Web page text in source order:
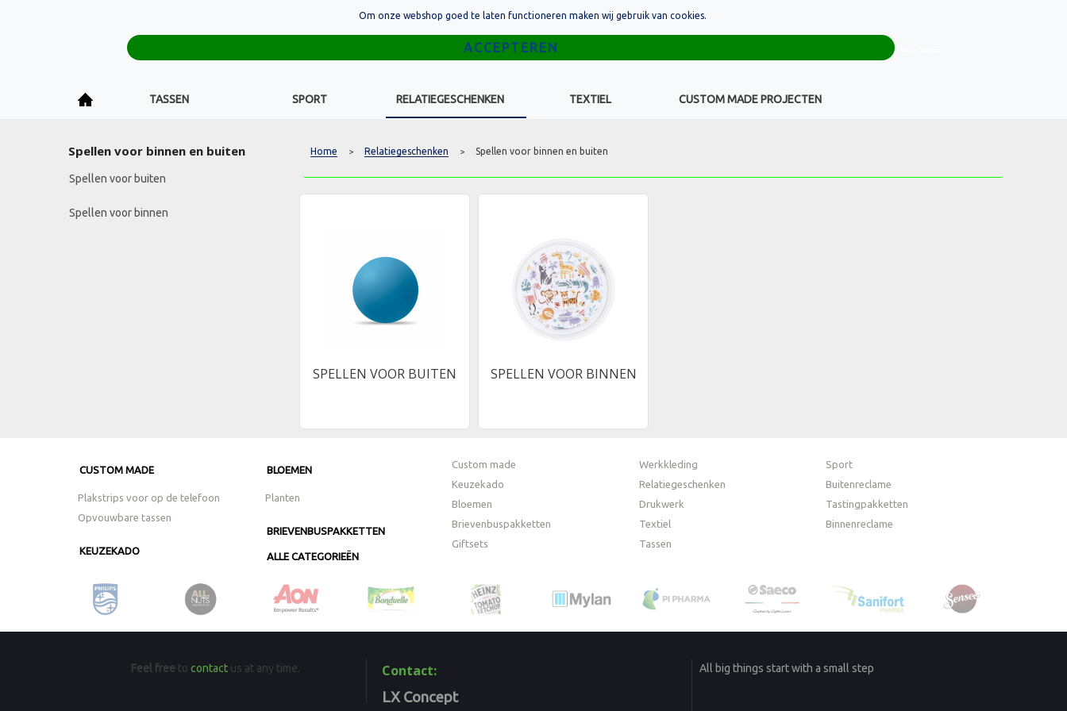
+32(0)16 43 54 19
TASSEN SPORT RELATIEGESCHENKEN TEXTIEL CUSTOM MADE PROJECTEN
Spellen voor binnen en buiten
Spellen voor buiten
Spellen voor binnen
Home > Relatiegeschenken > Spellen voor binnen en buiten
SPELLEN VOOR BUITEN SPELLEN VOOR BINNEN
CUSTOM MADE
Plakstrips voor op de telefoon
Opvouwbare tassen
KEUZEKADO
BLOEMEN
Planten
BRIEVENBUSPAKKETTEN
ALLE CATEGORIEËN
Custom made
Keuzekado
Bloemen
Brievenbuspakketten
Giftsets
Werkkleding
Relatiegeschenken
Drukwerk
Textiel
Tassen
Sport
Buitenreclame
Tastingpakketten
Binnenreclame
Feel free to contactus at any time. Contact:
LX Concept
All big things start with a small step
Om onze webshop goed te laten functioneren maken wij gebruik van cookies.